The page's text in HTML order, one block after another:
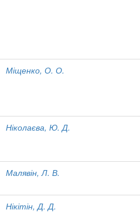
Міщенко, О. О.
Ніколаєва, Ю. Д.
Малявін, Л. В.
Нікітін, Д. Д.